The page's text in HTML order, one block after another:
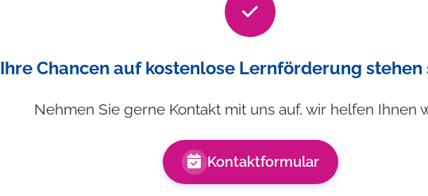
Ihre Chancen auf kostenlose Lernförderung stehen
Nehmen Sie gerne Kontakt mit uns auf, wir helfen Ihnen
Kontaktformular